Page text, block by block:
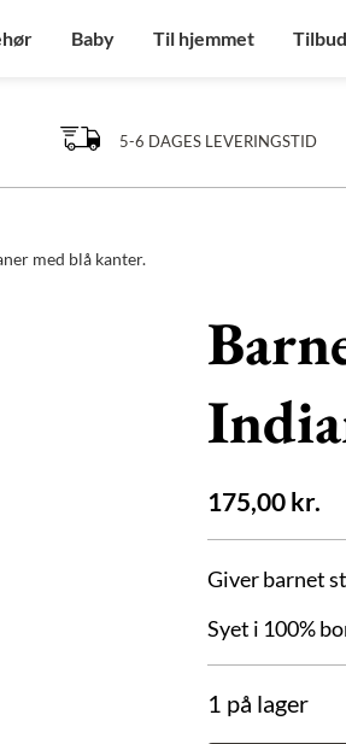
Baby Til hjemmet Tilbud
5-6 DAGES LEVERINGSTID
med blå kanter.
175,00 kr.
Giver barnet
Syet i 100%
1 på lager